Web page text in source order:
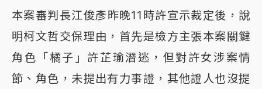
本案審判長江俊彥昨晚11時許宣示裁定後，說
明柯文哲交保理由，首先是檢方主張本案關鍵
角色「橘子」許芷瑜潛逃，但對許女涉案情
節、角色，未提出有力事證，其他證人也沒提